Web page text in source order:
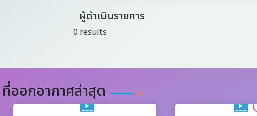
ผู้ดำเนินรายการ
0 results
ออกอากาศล่าสุด